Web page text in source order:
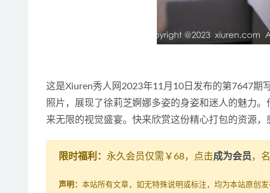
这是Xiuren秀人网2023年11月10日发布的第7647期
照片，展现了徐莉芝婀娜多姿的身姿和迷人的魅力
来无限的视觉盛宴。快来欣赏这份精心打包的资源，
限时福利： 永久会员仅需￥68，点击成为会员，
声明： 本站所有文章，如无特殊说明或标注，均为本站原创